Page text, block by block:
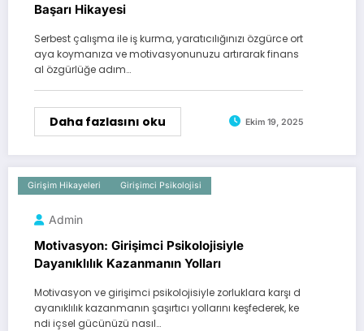
Başarı Hikayesi
Serbest çalışma ile iş kurma, yaratıcılığınızı özgürce ort
aya koymanıza ve motivasyonunuzu artırarak finans
al özgürlüğe adım…
Daha fazlasını oku Ekim 19, 2025
Girişim Hikayeleri Girişimci Psikolojisi
Admin
Motivasyon: Girişimci Psikolojisiyle
Dayanıklılık Kazanmanın Yolları
Motivasyon ve girişimci psikolojisiyle zorluklara karşı d
ayanıklılık kazanmanın şaşırtıcı yollarını keşfederek, ke
ndi içsel gücünüzü nasıl…